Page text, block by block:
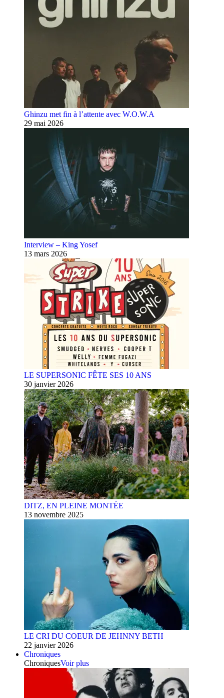
Ghinzu met fin à l’attente avec W.O.W.A
29 mai 2026
Interview – King Yosef
13 mars 2026
LE SUPERSONIC FÊTE SES 10 ANS
30 janvier 2026
DITZ, EN PLEINE MONTÉE
13 novembre 2025
LE CRI DU COEUR DE JEHNNY BETH
22 janvier 2026
Chroniques
ChroniquesVoir plus